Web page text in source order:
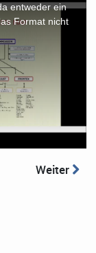
entweder ein
Format nicht
Weiter